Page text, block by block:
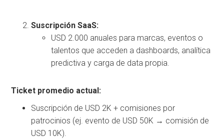
Suscripción SaaS:
USD 2.000 anuales para marcas, eventos o
talentos que acceden a dashboards, analítica
predictiva y carga de data propia.
Ticket promedio actual:
Suscripción de USD 2K + comisiones por
patrocinios (ej. evento de USD 50K → comisión de
USD 10K).